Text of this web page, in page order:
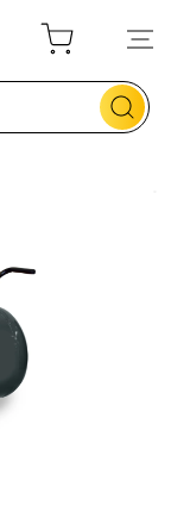
: 20€
savoir plus